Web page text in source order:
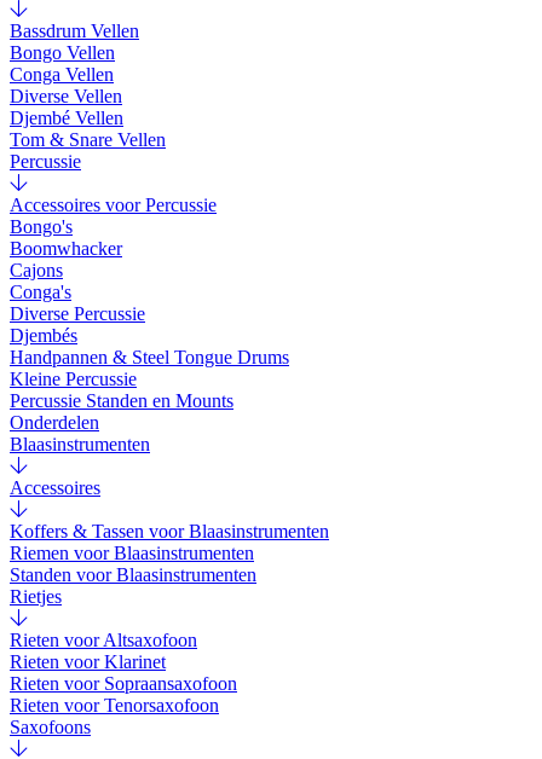
Bassdrum Vellen
Bongo Vellen
Conga Vellen
Diverse Vellen
Djembé Vellen
Tom & Snare Vellen
Percussie
Accessoires voor Percussie
Bongo's
Boomwhacker
Cajons
Conga's
Diverse Percussie
Djembés
Handpannen & Steel Tongue Drums
Kleine Percussie
Percussie Standen en Mounts
Onderdelen
Blaasinstrumenten
Accessoires
Koffers & Tassen voor Blaasinstrumenten
Riemen voor Blaasinstrumenten
Standen voor Blaasinstrumenten
Rietjes
Rieten voor Altsaxofoon
Rieten voor Klarinet
Rieten voor Sopraansaxofoon
Rieten voor Tenorsaxofoon
Saxofoons